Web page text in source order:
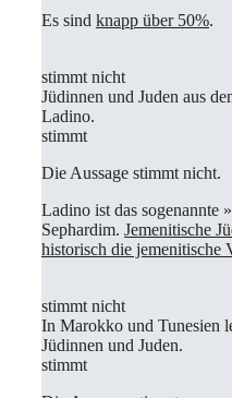
Es sind knapp über 50%.
stimmt nicht
Jüdinnen und Juden aus
Ladino.
stimmt
Die Aussage stimmt nicht.
Ladino ist das sogenannte
Sephardim. Jemenitische
historisch die jemenitische
stimmt nicht
In Marokko und Tunesien
Jüdinnen und Juden.
stimmt